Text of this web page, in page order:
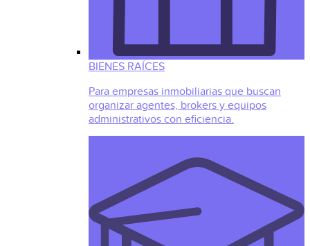
BIENES RAÍCES
Para empresas inmobiliarias que buscan
organizar agentes, brokers y equipos
administrativos con eficiencia.